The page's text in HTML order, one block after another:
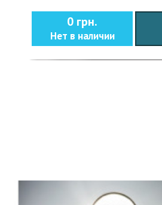
0 грн.
Нет в наличии